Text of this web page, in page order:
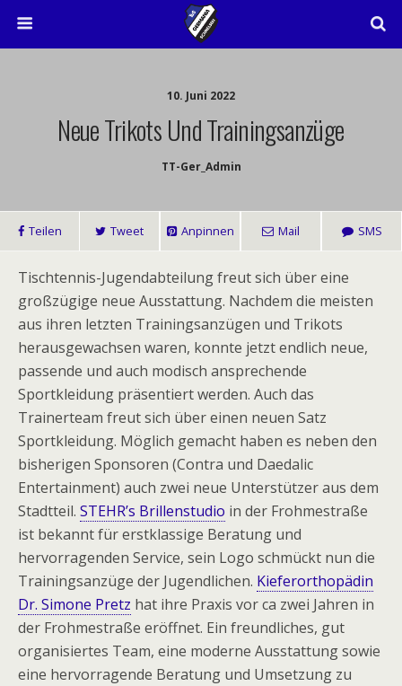
10. Juni 2022
Neue Trikots Und Trainingsanzüge
TT-Ger_Admin
Teilen Tweet Anpinnen Mail SMS
Tischtennis-Jugendabteilung freut sich über eine
großzügige neue Ausstattung. Nachdem die meisten
aus ihren letzten Trainingsanzügen und Trikots
herausgewachsen waren, konnte jetzt endlich neue,
passende und auch modisch ansprechende
Sportkleidung präsentiert werden. Auch das
Trainerteam freut sich über einen neuen Satz
Sportkleidung. Möglich gemacht haben es neben den
bisherigen Sponsoren (Contra und Daedalic
Entertainment) auch zwei neue Unterstützer aus dem
Stadtteil. STEHR’s Brillenstudio in der Frohmestraße
ist bekannt für erstklassige Beratung und
hervorragenden Service, sein Logo schmückt nun die
Trainingsanzüge der Jugendlichen. Kieferorthopädin
Dr. Simone Pretz hat ihre Praxis vor ca zwei Jahren in
der Frohmestraße eröffnet. Ein freundliches, gut
organisiertes Team, eine moderne Ausstattung sowie
eine hervorragende Beratung und Umsetzung zu